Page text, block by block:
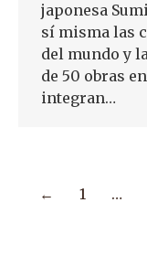
japonesa
sí misma las
del mundo y
de 50 obras
integran…
← 1 …